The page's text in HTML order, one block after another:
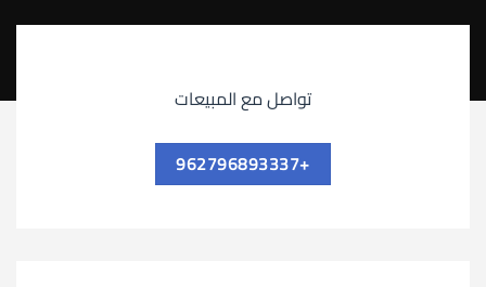
تواصل مع المبيعات
+962796893337